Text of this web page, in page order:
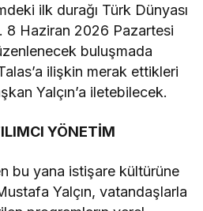
ilk durağı Türk Dünyası
8 Haziran 2026 Pazartesi
buluşmada
ilişkin merak ettikleri
Yalçın’a iletebilecek.
YÖNETİM
bu yana istişare kültürüne
Yalçın, vatandaşlarla